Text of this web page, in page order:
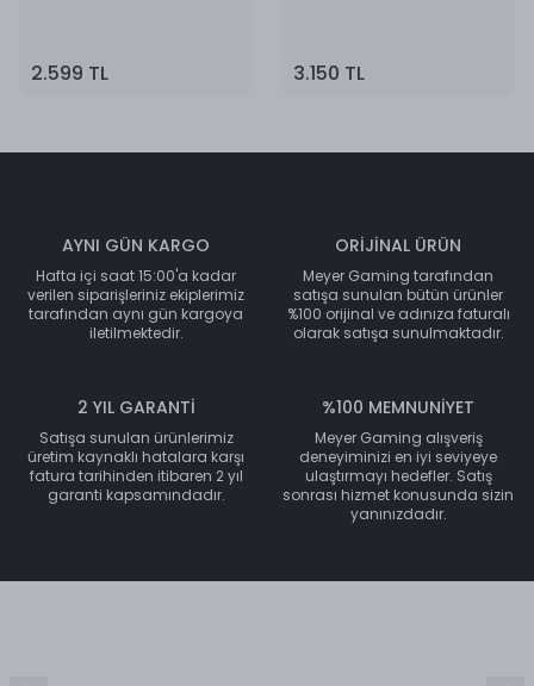
2.599 TL 3.150 TL
AYNI GÜN KARGO
Hafta içi saat 15:00'a kadar
verilen siparişleriniz ekiplerimiz
tarafından aynı gün kargoya
iletilmektedir.
ORİJİNAL ÜRÜN
Meyer Gaming tarafından
satışa sunulan bütün ürünler
%100 orijinal ve adınıza faturalı
olarak satışa sunulmaktadır.
2 YIL GARANTİ
Satışa sunulan ürünlerimiz
üretim kaynaklı hatalara karşı
fatura tarihinden itibaren 2 yıl
garanti kapsamındadır.
%100 MEMNUNİYET
Meyer Gaming alışveriş
deneyiminizi en iyi seviyeye
ulaştırmayı hedefler. Satış
sonrası hizmet konusunda sizin
yanınızdadır.